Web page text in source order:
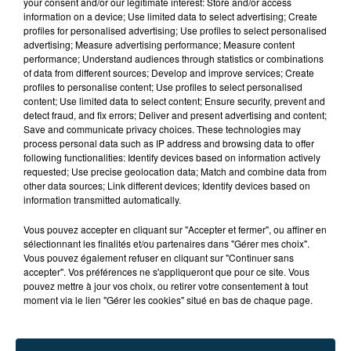
20h20
20h20 20h16
20h16
information on a device; Use limited data to select advertising; Create
profiles for personalised advertising; Use profiles to select personalised
advertising; Measure advertising performance; Measure content
performance; Understand audiences through statistics or combinations
of data from different sources; Develop and improve services; Create
profiles to personalise content; Use profiles to select personalised
content; Use limited data to select content; Ensure security, prevent and
detect fraud, and fix errors; Deliver and present advertising and content;
Save and communicate privacy choices. These technologies may
process personal data such as IP address and browsing data to offer
following functionalities: Identify devices based on information actively
requested; Use precise geolocation data; Match and combine data from
other data sources; Link different devices; Identify devices based on
information transmitted automatically.
Vous pouvez accepter en cliquant sur "Accepter et fermer", ou affiner en
sélectionnant les finalités et/ou partenaires dans "Gérer mes choix".
Vous pouvez également refuser en cliquant sur "Continuer sans
accepter". Vos préférences ne s'appliqueront que pour ce site. Vous
pouvez mettre à jour vos choix, ou retirer votre consentement à tout
moment via le lien "Gérer les cookies" situé en bas de chaque page.